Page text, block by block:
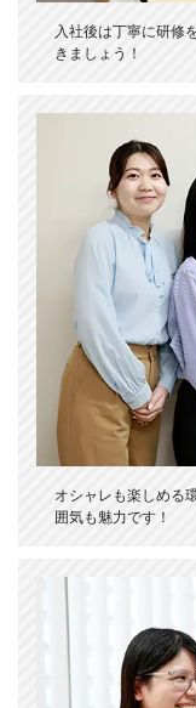
入社後は丁寧に研修
きましょう！
オシャレも楽しめる
囲気も魅力です！